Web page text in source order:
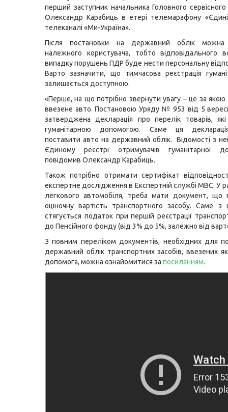
перший заступник начальника Головного
Олександр Карабиць в етері телемарафону
телеканалі «Ми-Україна».
Після постановки на державний облік можна
належного користувача, тобто відповідального
випадку порушень ПДР буде нести персональну
Варто зазначити, що тимчасова реєстрація
залишається доступною.
«Перше, на що потрібно звернути увагу – це за якою
ввезене авто. Постановою Уряду № 953 від 5
затверджена декларація про перелік товарів,
гуманітарною допомогою. Саме ця
поставити авто на державний облік. Відомості з
Єдиному реєстрі отримувачів гуманітарної
повідомив Олександр Карабиць.
Також потрібно отримати сертифікат
експертне дослідження в Експертній службі МВС. У
легкового автомобіля, треба мати документ, що
оціночну вартість транспортного засобу. Саме з
стягується податок при першій реєстрації
до Пенсійного фонду (від 3% до 5%, залежно від
З повним переліком документів, необхідних для
державний облік транспортних засобів, ввезених
допомога, можна ознайомитися за посиланням.